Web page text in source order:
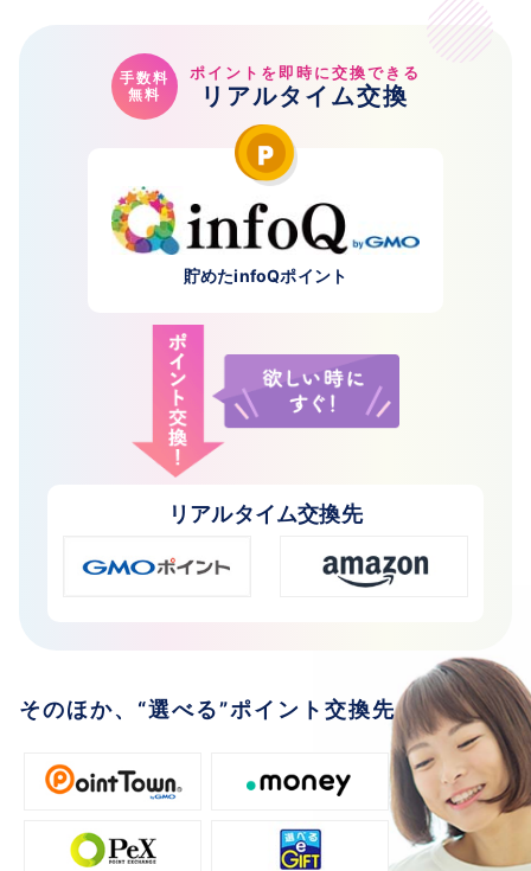
手数料
無料
ポイントを即時に交換できる
リアルタイム交換
貯めたinfoQポイント
リアルタイム交換先
そのほか、“選べる”ポイント交換先